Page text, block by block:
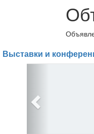
Выставки и